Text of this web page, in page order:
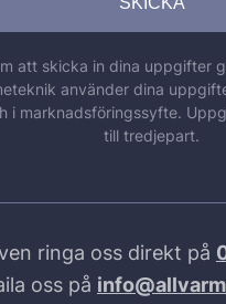
att skicka in dina uppgifter
använder dina
i marknadsföringssyfte.
till tredjepart.
ringa oss direkt på
oss på